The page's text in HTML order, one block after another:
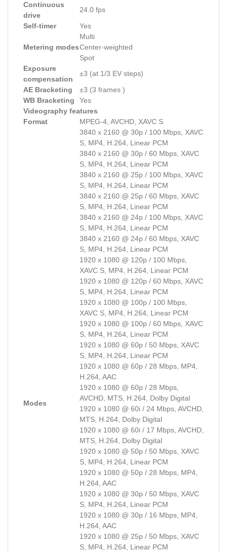
Continuous
drive
24.0 fps
Self-timer
Yes
Metering modes
Multi
Center-weighted
Spot
Exposure
compensation
±3 (at 1/3 EV steps)
AE Bracketing
±3 (3 frames )
WB Bracketing
Yes
Videography features
Format
MPEG-4, AVCHD, XAVC S
Modes
3840 x 2160 @ 30p / 100 Mbps, XAVC
S, MP4, H.264, Linear PCM
3840 x 2160 @ 30p / 60 Mbps, XAVC
S, MP4, H.264, Linear PCM
3840 x 2160 @ 25p / 100 Mbps, XAVC
S, MP4, H.264, Linear PCM
3840 x 2160 @ 25p / 60 Mbps, XAVC
S, MP4, H.264, Linear PCM
3840 x 2160 @ 24p / 100 Mbps, XAVC
S, MP4, H.264, Linear PCM
3840 x 2160 @ 24p / 60 Mbps, XAVC
S, MP4, H.264, Linear PCM
1920 x 1080 @ 120p / 100 Mbps,
XAVC S, MP4, H.264, Linear PCM
1920 x 1080 @ 120p / 60 Mbps, XAVC
S, MP4, H.264, Linear PCM
1920 x 1080 @ 100p / 100 Mbps,
XAVC S, MP4, H.264, Linear PCM
1920 x 1080 @ 100p / 60 Mbps, XAVC
S, MP4, H.264, Linear PCM
1920 x 1080 @ 60p / 50 Mbps, XAVC
S, MP4, H.264, Linear PCM
1920 x 1080 @ 60p / 28 Mbps, MP4,
H.264, AAC
1920 x 1080 @ 60p / 28 Mbps,
AVCHD, MTS, H.264, Dolby Digital
1920 x 1080 @ 60i / 24 Mbps, AVCHD,
MTS, H.264, Dolby Digital
1920 x 1080 @ 60i / 17 Mbps, AVCHD,
MTS, H.264, Dolby Digital
1920 x 1080 @ 50p / 50 Mbps, XAVC
S, MP4, H.264, Linear PCM
1920 x 1080 @ 50p / 28 Mbps, MP4,
H.264, AAC
1920 x 1080 @ 30p / 50 Mbps, XAVC
S, MP4, H.264, Linear PCM
1920 x 1080 @ 30p / 16 Mbps, MP4,
H.264, AAC
1920 x 1080 @ 25p / 50 Mbps, XAVC
S, MP4, H.264, Linear PCM